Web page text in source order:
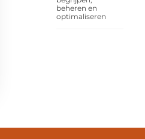
beheren en
optimaliseren